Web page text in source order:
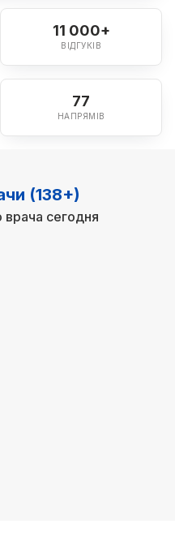
11 000+
ВІДГУКІВ
77
НАПРЯМІВ
(138+)
сегодня